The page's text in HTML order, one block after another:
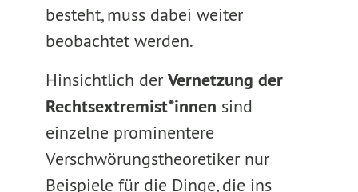
besteht, muss dabei weiter
beobachtet werden.
Hinsichtlich derVernetzung der
Rechtsextremist*innen sind
einzelne prominentere
Verschwörungstheoretiker nur
Beispiele für die Dinge, die ins